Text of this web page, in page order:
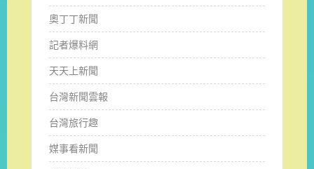
奧丁丁新聞
記者爆料網
天天上新聞
台灣新聞雲報
台灣旅行趣
媒事看新聞